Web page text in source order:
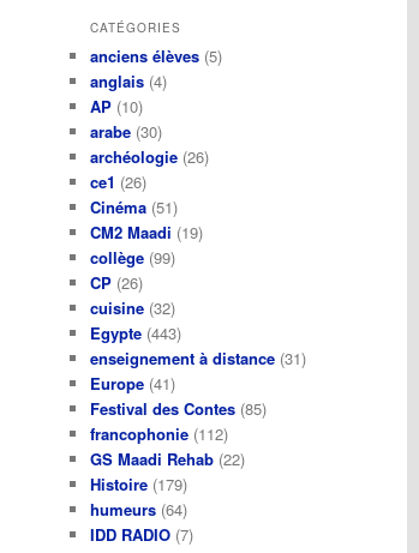
CATÉGORIES
anciens élèves (5)
anglais (4)
AP (10)
arabe (30)
archéologie (26)
ce1 (26)
Cinéma (51)
CM2 Maadi (19)
collège (99)
CP (26)
cuisine (32)
Egypte (443)
enseignement à distance (31)
Europe (41)
Festival des Contes (85)
francophonie (112)
GS Maadi Rehab (22)
Histoire (179)
humeurs (64)
IDD RADIO (7)